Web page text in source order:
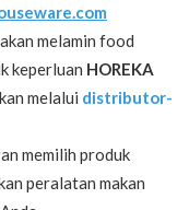
melamin food
keperluan HOREKA
melalui distributor-
memilih produk
peralatan makan